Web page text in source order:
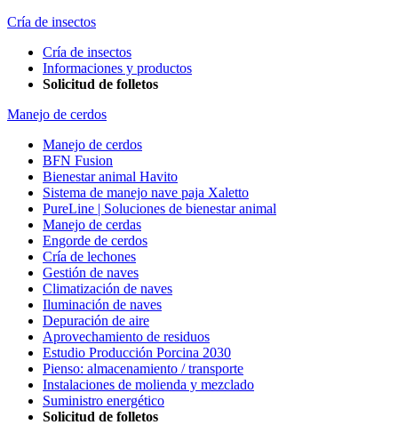
Cría de insectos
Cría de insectos
Informaciones y productos
Solicitud de folletos
Manejo de cerdos
Manejo de cerdos
BFN Fusion
Bienestar animal Havito
Sistema de manejo nave paja Xaletto
PureLine | Soluciones de bienestar animal
Manejo de cerdas
Engorde de cerdos
Cría de lechones
Gestión de naves
Climatización de naves
Iluminación de naves
Depuración de aire
Aprovechamiento de residuos
Estudio Producción Porcina 2030
Pienso: almacenamiento / transporte
Instalaciones de molienda y mezclado
Suministro energético
Solicitud de folletos